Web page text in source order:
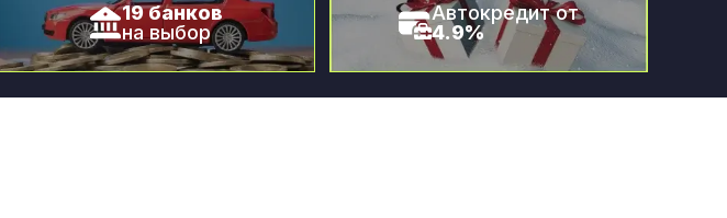
19 банков
на выбор
Автокредит от
4.9%